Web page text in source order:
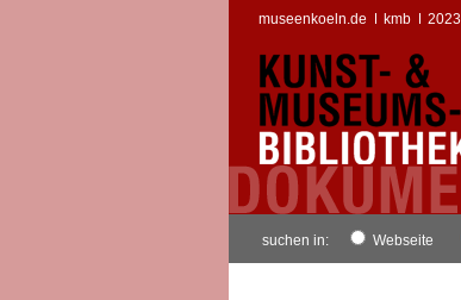
museenkoeln.de kmb 2023
suchen in: Webseite